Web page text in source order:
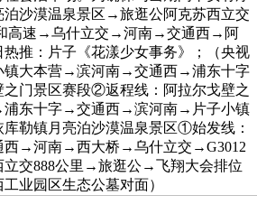
沙漠温泉景区→旅逛公阿克苏西立交
高速→乌什立交→河南→交通西→阿
推：片子《花漾少女事务》；（央视
镇大本营→滨河南→交通西→浦东十字
门景区赛段②返程线：阿拉尔戈壁之
东十字→交通西→滨河南→片子小镇
勒镇月亮泊沙漠温泉景区①始发线：
西→河南→西大桥→乌什立交→G3012
交888公里→旅逛公→飞翔大会排位
业园区生态公墓对面）